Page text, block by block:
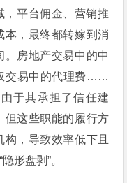
，平台佣金、营销推
本，最终都转嫁到消
。房地产交易中的中
交易中的代理费……
于其承担了信任建
但这些职能的履行方
，导致效率低下且
形盘剥”。